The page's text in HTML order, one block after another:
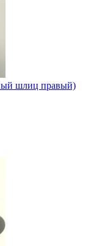
шлиц правый)